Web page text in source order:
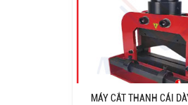
MÁY CẮT THANH CÁI